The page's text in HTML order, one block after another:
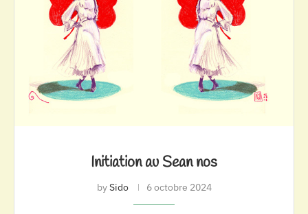
Initiation au Sean nos
bySido 6 octobre 2024